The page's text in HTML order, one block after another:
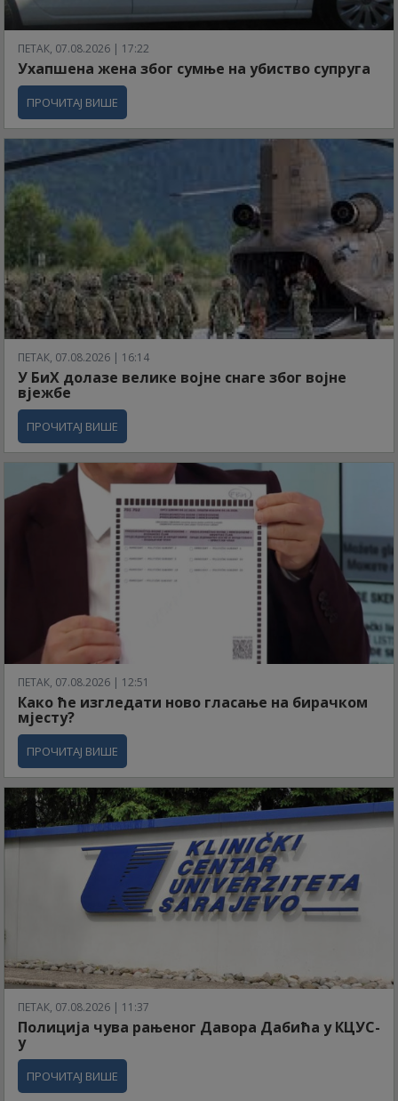
ПЕТАК, 07.08.2026 | 17:22
Ухапшена жена због сумње на убиство супруга
ПРОЧИТАЈ ВИШЕ
ПЕТАК, 07.08.2026 | 16:14
У БиХ долазе велике војне снаге због војне
вјежбе
ПРОЧИТАЈ ВИШЕ
ПЕТАК, 07.08.2026 | 12:51
Како ће изгледати ново гласање на бирачком
мјесту?
ПРОЧИТАЈ ВИШЕ
ПЕТАК, 07.08.2026 | 11:37
Полиција чува рањеног Давора Дабића у КЦУС-
у
ПРОЧИТАЈ ВИШЕ